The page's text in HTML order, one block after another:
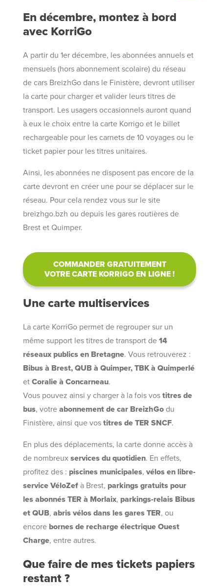
En décembre, montez à bord
avec KorriGo
A partir du 1er décembre, les abonnées annuels et
mensuels (hors abonnement scolaire) du réseau
de cars BreizhGo dans le Finistère, devront utiliser
la carte pour charger et valider leurs titres de
transport. Les usagers occasionnels auront quand
à eux le choix entre la carte Korrigo et le billet
rechargeable pour les carnets de 10 voyages ou le
ticket papier pour les titres unitaires.
Ainsi, les abonnées ne disposent pas encore de la
carte devront en créer une pour se déplacer sur le
réseau. Pour cela rendez vous sur le site
breizhgo.bzh ou depuis les gares routières de
Brest et Quimper.
COMMANDER GRATUITEMENT
VOTRE CARTE KORRIGO EN LIGNE !
Une carte multiservices
La carte KorriGo permet de regrouper sur un
même support les titres de transport de14
réseaux publics en Bretagne. Vous retrouverez :
Bibus à Brest, QUB à Quimper, TBK à Quimperlé
etCoralie à Concarneau.
Vous pouvez ainsi y charger à la fois vostitres de
bus, votreabonnement de car BreizhGo du
Finistère, ainsi que vostitres de TER SNCF.
En plus des déplacements, la carte donne accès à
de nombreuxservices du quotidien. En effets,
profitez des : piscines municipales,vélos en libre-
service VéloZef à Brest, parkings gratuits pour
les abonnés TER à Morlaix, parkings-relais Bibus
et QUB,abris vélos dans les gares TER, ou
encore bornes de recharge électrique Ouest
Charge, entre autres.
Que faire de mes tickets papiers
restant ?